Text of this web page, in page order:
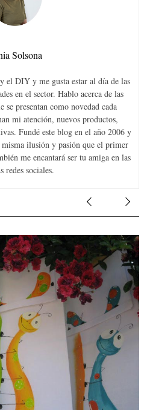
Solsona
el DIY y me gusta estar al día de las
en el sector. Hablo acerca de las
se presentan como novedad cada
mi atención, nuevos productos,
Fundé este blog en el año 2006 y
ilusión y pasión que el primer
me encantará ser tu amiga en las
redes sociales.